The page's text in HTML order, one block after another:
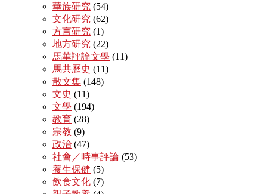
華族研究 (54)
文化研究 (62)
方言研究 (1)
地方研究 (22)
馬華評論文學 (11)
馬共歷史 (11)
散文集 (148)
文史 (11)
文學 (194)
教育 (28)
宗教 (9)
政治 (47)
社會／時事評論 (53)
養生保健 (5)
飲食文化 (7)